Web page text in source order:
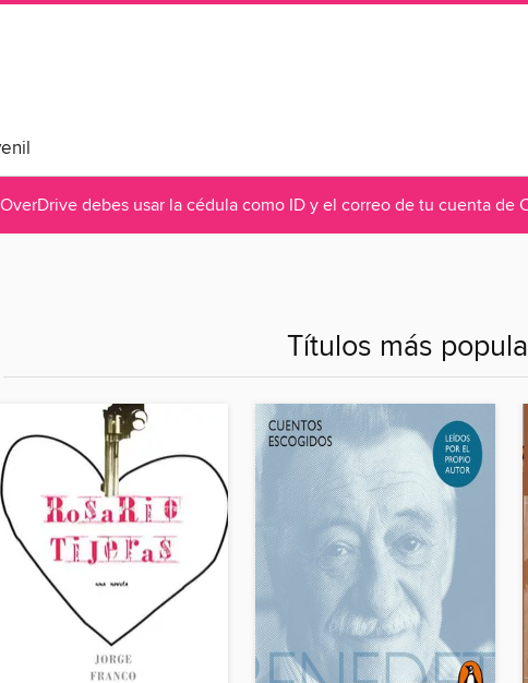
debes usar la cédula como ID y el correo de tu cuenta de
Títulos más